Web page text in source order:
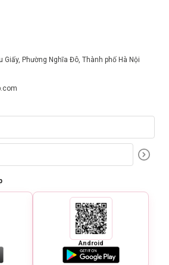
Giấy, Phường Nghĩa Đô, Thành phố Hà Nội
Android